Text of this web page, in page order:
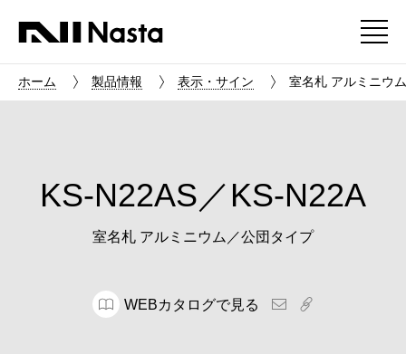
ホーム 製品情報 表示・サイン 室名札 アルミニウ
KS-N22AS／KS-N22A
室名札 アルミニウム／公団タイプ
WEBカタログで見る